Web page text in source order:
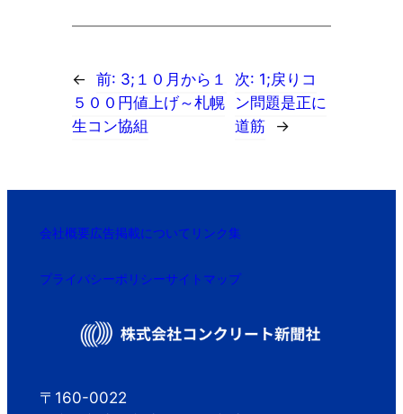
← 前: 3;１０月から１
５００円値上げ～札幌
生コン協組
次: 1;戻りコ
ン問題是正に
道筋
→
会社概要広告掲載について リンク集
プライバシーポリシーサイトマップ
〒160-0022